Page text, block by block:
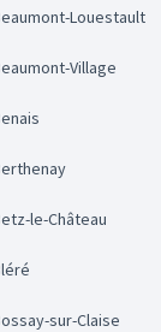
Beaumont-Louestault
Beaumont-Village
Benais
Berthenay
Betz-le-Château
Bléré
Bossay-sur-Claise